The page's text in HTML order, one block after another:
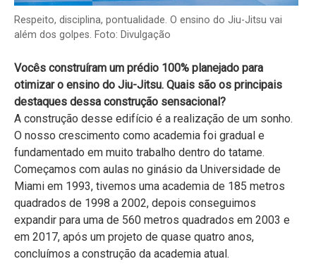
Respeito, disciplina, pontualidade. O ensino do Jiu-Jitsu vai
além dos golpes. Foto: Divulgação
Vocês construíram um prédio 100% planejado para
otimizar o ensino do Jiu-Jitsu. Quais são os principais
destaques dessa construção sensacional?
A construção desse edifício é a realização de um sonho.
O nosso crescimento como academia foi gradual e
fundamentado em muito trabalho dentro do tatame.
Começamos com aulas no ginásio da Universidade de
Miami em 1993, tivemos uma academia de 185 metros
quadrados de 1998 a 2002, depois conseguimos
expandir para uma de 560 metros quadrados em 2003 e
em 2017, após um projeto de quase quatro anos,
concluímos a construção da academia atual.